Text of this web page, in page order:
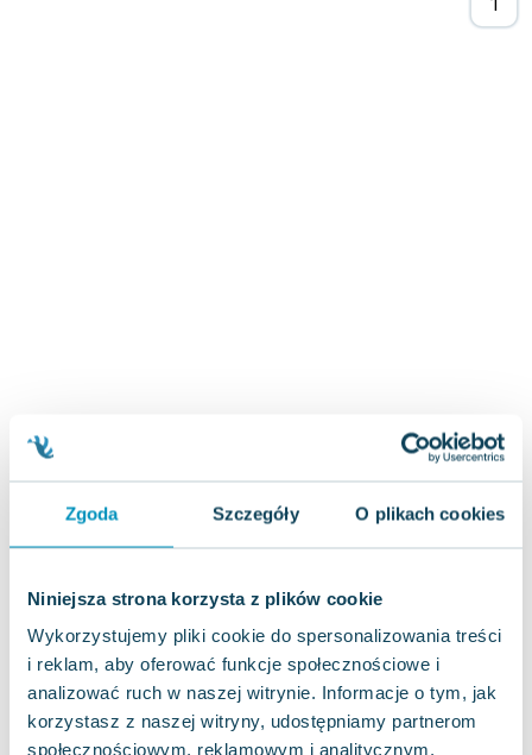
Zgoda Szczegóły O plikach cookies
Niniejsza strona korzysta z plików cookie
Wykorzystujemy pliki cookie do spersonalizowania treści
i reklam, aby oferować funkcje społecznościowe i
analizować ruch w naszej witrynie. Informacje o tym, jak
korzystasz z naszej witryny, udostępniamy partnerom
społecznościowym, reklamowym i analitycznym.
Joanna Racewicz
Maria Seweryn
Janina Zającówna
Eric Helms
Nela Mała Reporterka
Agnieszka Maciąg
Barbara Wrzesińska
Terry Pratchett
Virginia Woolf